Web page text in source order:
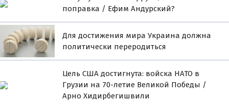
поправка / Ефим Андурский?
Для достижения мира Украина должна
политически переродиться
Цель США достигнута: войска НАТО в
Грузии на 70-летие Великой Победы /
Арно Хидирбегишвили